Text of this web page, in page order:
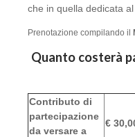
che in quella dedicata al
Prenotazione compilando il
Quanto costerà
Contributo di
partecipazione
da versare a
€